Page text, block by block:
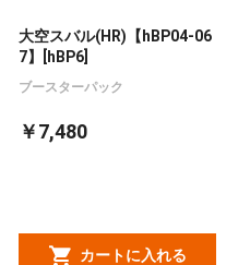
大空スバル(HR)【hBP04-06
7】[hBP6]
ブースターパック
￥7,480
カートに入れる